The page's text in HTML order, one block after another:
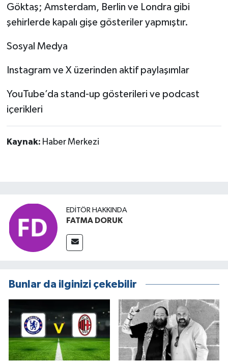
Göktaş; Amsterdam, Berlin ve Londra gibi
şehirlerde kapalı gişe gösteriler yapmıştır.
Sosyal Medya
Instagram ve X üzerinden aktif paylaşımlar
YouTube’da stand-up gösterileri ve podcast
içerikleri
Kaynak: Haber Merkezi
EDITÖR HAKKINDA
FATMA DORUK
Bunlar da ilginizi çekebilir